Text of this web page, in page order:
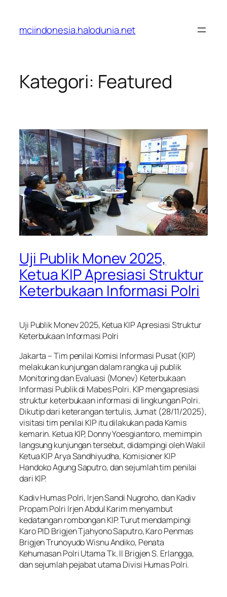
konten
mciindonesia.halodunia.net
Kategori: Featured
Uji Publik Monev 2025,
Ketua KIP Apresiasi Struktur
Keterbukaan Informasi Polri
Uji Publik Monev 2025, Ketua KIP Apresiasi Struktur
Keterbukaan Informasi Polri
Jakarta – Tim penilai Komisi Informasi Pusat (KIP)
melakukan kunjungan dalam rangka uji publik
Monitoring dan Evaluasi (Monev) Keterbukaan
Informasi Publik di Mabes Polri. KIP mengapresiasi
struktur keterbukaan informasi di lingkungan Polri.
Dikutip dari keterangan tertulis, Jumat (28/11/2025),
visitasi tim penilai KIP itu dilakukan pada Kamis
kemarin. Ketua KIP, Donny Yoesgiantoro, memimpin
langsung kunjungan tersebut, didampingi oleh Wakil
Ketua KIP Arya Sandhiyudha, Komisioner KIP
Handoko Agung Saputro, dan sejumlah tim penilai
dari KIP.
Kadiv Humas Polri, Irjen Sandi Nugroho, dan Kadiv
Propam Polri Irjen Abdul Karim menyambut
kedatangan rombongan KIP. Turut mendampingi
Karo PID Brigjen Tjahyono Saputro, Karo Penmas
Brigjen Trunoyudo Wisnu Andiko, Penata
Kehumasan Polri Utama Tk. II Brigjen S. Erlangga,
dan sejumlah pejabat utama Divisi Humas Polri.